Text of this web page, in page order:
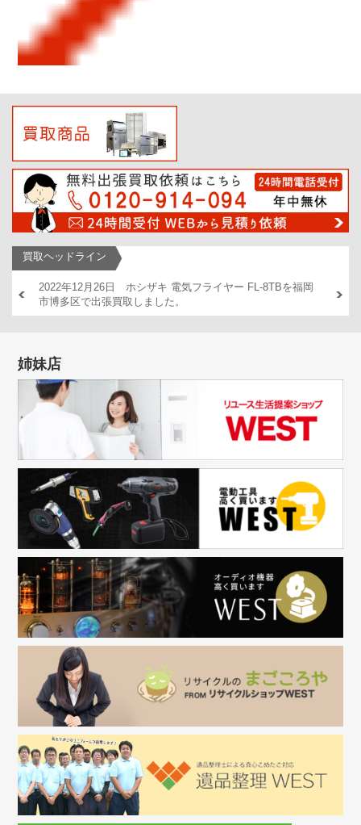
買取ヘッドライン
2022年12月26日 ホシザキ 電気フライヤー FL-8TBを福岡
市博多区で出張買取しました。
出張買
姉妹店